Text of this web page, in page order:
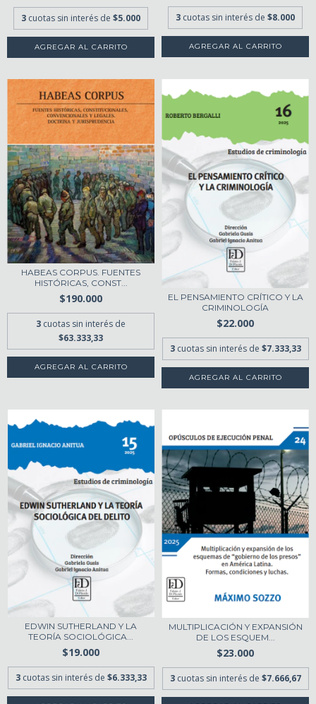
3 cuotas sin interés de $5.000 3 cuotas sin interés de $8.000
HABEAS CORPUS. FUENTES
HISTÓRICAS, CONST...
$190.000
3 cuotas sin interés de
$63.333,33
EL PENSAMIENTO CRÍTICO Y LA
CRIMINOLOGÍA
$22.000
3 cuotas sin interés de $7.333,33
EDWIN SUTHERLAND Y LA
TEORÍA SOCIOLÓGICA...
$19.000
3 cuotas sin interés de $6.333,33
MULTIPLICACIÓN Y EXPANSIÓN
DE LOS ESQUEM...
$23.000
3 cuotas sin interés de $7.666,67